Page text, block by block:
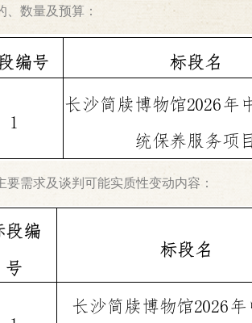
、数量及预算：
要需求及谈判可能实质性变动内容：